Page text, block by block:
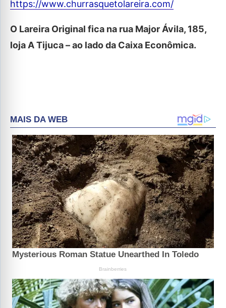
https://www.churrasquetolareira.com/
O Lareira Original fica na rua Major Ávila, 185,
loja A Tijuca – ao lado da Caixa Econômica.